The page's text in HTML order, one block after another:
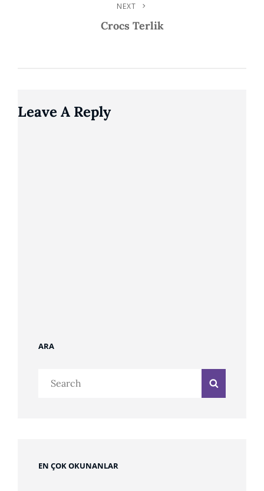
NEXT
Crocs Terlik
Leave A Reply
ARA
EN ÇOK OKUNANLAR